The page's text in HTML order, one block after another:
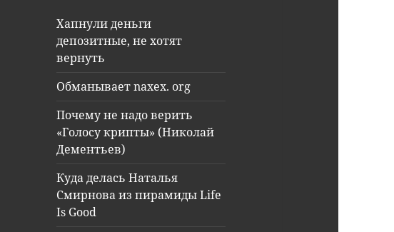
Хапнули деньги
депозитные, не хотят
вернуть
Обманывает naxex. org
Почему не надо верить
«Голосу крипты» (Николай
Дементьев)
Куда делась Наталья
Смирнова из пирамиды Life
Is Good